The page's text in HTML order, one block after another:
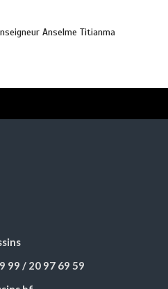
Anselme Titianma
99 / 20 97 69 59